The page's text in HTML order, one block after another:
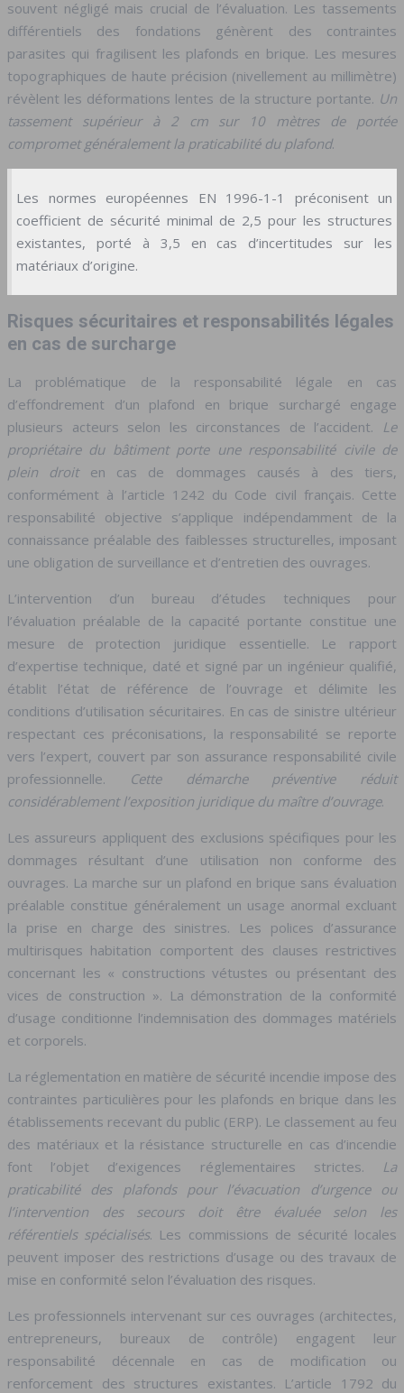
souvent négligé mais crucial de l’évaluation. Les tassements
différentiels des fondations génèrent des contraintes
parasites qui fragilisent les plafonds en brique. Les mesures
topographiques de haute précision (nivellement au millimètre)
révèlent les déformations lentes de la structure portante. Un
tassement supérieur à 2 cm sur 10 mètres de portée
compromet généralement la praticabilité du plafond.
Les normes européennes EN 1996-1-1 préconisent un
coefficient de sécurité minimal de 2,5 pour les structures
existantes, porté à 3,5 en cas d’incertitudes sur les
matériaux d’origine.
Risques sécuritaires et responsabilités légales
en cas de surcharge
La problématique de la responsabilité légale en cas
d’effondrement d’un plafond en brique surchargé engage
plusieurs acteurs selon les circonstances de l’accident. Le
propriétaire du bâtiment porte une responsabilité civile de
plein droiten cas de dommages causés à des tiers,
conformément à l’article 1242 du Code civil français. Cette
responsabilité objective s’applique indépendamment de la
connaissance préalable des faiblesses structurelles, imposant
une obligation de surveillance et d’entretien des ouvrages.
L’intervention d’un bureau d’études techniques pour
l’évaluation préalable de la capacité portante constitue une
mesure de protection juridique essentielle. Le rapport
d’expertise technique, daté et signé par un ingénieur qualifié,
établit l’état de référence de l’ouvrage et délimite les
conditions d’utilisation sécuritaires. En cas de sinistre ultérieur
respectant ces préconisations, la responsabilité se reporte
vers l’expert, couvert par son assurance responsabilité civile
professionnelle.
Cette démarche préventive réduit
considérablement l’exposition juridique du maître d’ouvrage.
Les assureurs appliquent des exclusions spécifiques pour les
dommages résultant d’une utilisation non conforme des
ouvrages. La marche sur un plafond en brique sans évaluation
préalable constitue généralement un usage anormal excluant
la prise en charge des sinistres. Les polices d’assurance
multirisques habitation comportent des clauses restrictives
concernant les « constructions vétustes ou présentant des
vices de construction ». La démonstration de la conformité
d’usage conditionne l’indemnisation des dommages matériels
et corporels.
La réglementation en matière de sécurité incendie impose des
contraintes particulières pour les plafonds en brique dans les
établissements recevant du public (ERP). Le classement au feu
des matériaux et la résistance structurelle en cas d’incendie
font l’objet d’exigences réglementaires strictes. La
praticabilité des plafonds pour l’évacuation d’urgence ou
l’intervention des secours doit être évaluée selon les
référentiels spécialisés. Les commissions de sécurité locales
peuvent imposer des restrictions d’usage ou des travaux de
mise en conformité selon l’évaluation des risques.
Les professionnels intervenant sur ces ouvrages (architectes,
entrepreneurs, bureaux de contrôle) engagent leur
responsabilité décennale en cas de modification ou
renforcement des structures existantes. L’article 1792 du